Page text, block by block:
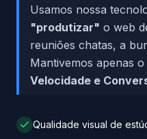
Usamos nossa
"produtizar" o web
reuniões chatas, a
Mantivemos apenas
Velocidade e
Qualidade visual de